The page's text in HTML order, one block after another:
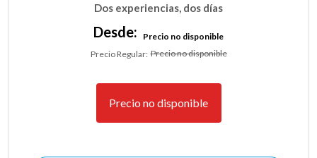
Dos experiencias, dos días
Desde:
Precio no disponible
Precio Regular:Precio no disponible
Precio no disponible